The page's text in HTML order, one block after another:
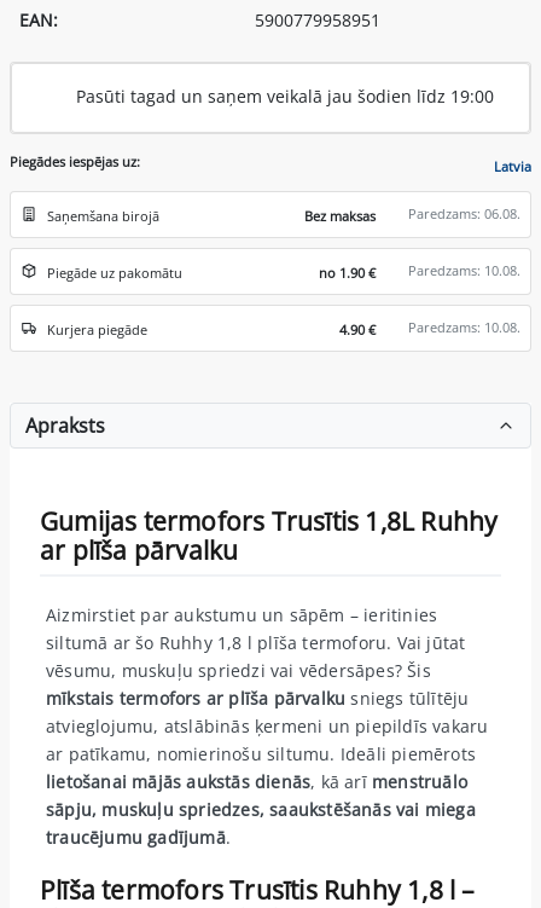
EAN:
5900779958951
Pasūti tagad un saņem veikalā jau šodien līdz 19:00
Piegādes iespējas uz: Latvia
Saņemšana birojā Bez maksas Paredzams: 06.08.
Piegāde uz pakomātu no 1.90 € Paredzams: 10.08.
Kurjera piegāde 4.90 € Paredzams: 10.08.
Apraksts
Gumijas termofors Trusītis 1,8L Ruhhy
ar plīša pārvalku
Aizmirstiet par aukstumu un sāpēm – ieritinies
siltumā ar šo Ruhhy 1,8 l plīša termoforu. Vai jūtat
vēsumu, muskuļu spriedzi vai vēdersāpes? Šis
mīkstais termofors ar plīša pārvalku sniegs tūlītēju
atvieglojumu, atslābinās ķermeni un piepildīs vakaru
ar patīkamu, nomierinošu siltumu. Ideāli piemērots
lietošanai mājās aukstās dienās, kā arī menstruālo
sāpju, muskuļu spriedzes, saaukstēšanās vai miega
traucējumu gadījumā.
Plīša termofors Trusītis Ruhhy 1,8 l –